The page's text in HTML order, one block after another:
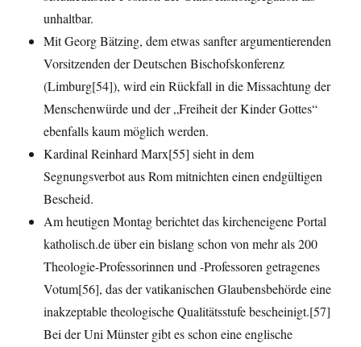
unhaltbar.
Mit Georg Bätzing, dem etwas sanfter argumentierenden
Vorsitzenden der Deutschen Bischofskonferenz
(Limburg[54]), wird ein Rückfall in die Missachtung der
Menschenwürde und der „Freiheit der Kinder Gottes“
ebenfalls kaum möglich werden.
Kardinal Reinhard Marx[55] sieht in dem
Segnungsverbot aus Rom mitnichten einen endgültigen
Bescheid.
Am heutigen Montag berichtet das kircheneigene Portal
katholisch.de über ein bislang schon von mehr als 200
Theologie-Professorinnen und -Professoren getragenes
Votum[56], das der vatikanischen Glaubensbehörde eine
inakzeptable theologische Qualitätsstufe bescheinigt.[57]
Bei der Uni Münster gibt es schon eine englische